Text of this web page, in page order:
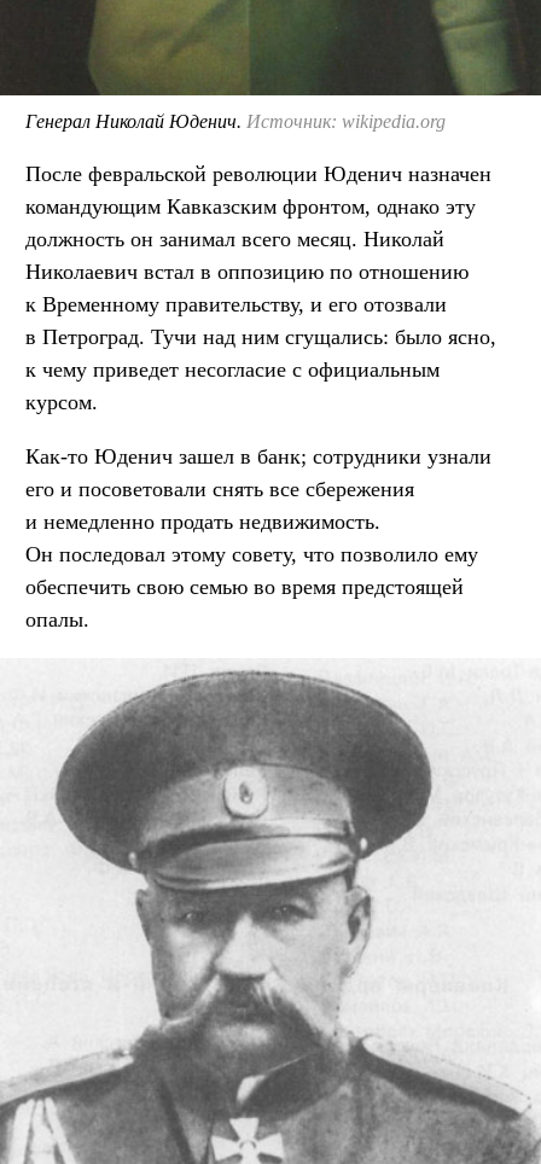
Генерал Николай Юденич. Источник: wikipedia.org
После февральской революции Юденич назначен
командующим Кавказским фронтом, однако эту
должность он занимал всего месяц. Николай
Николаевич встал в оппозицию по отношению
к Временному правительству, и его отозвали
в Петроград. Тучи над ним сгущались: было ясно,
к чему приведет несогласие с официальным
курсом.
Как-то Юденич зашел в банк; сотрудники узнали
его и посоветовали снять все сбережения
и немедленно продать недвижимость.
Он последовал этому совету, что позволило ему
обеспечить свою семью во время предстоящей
опалы.